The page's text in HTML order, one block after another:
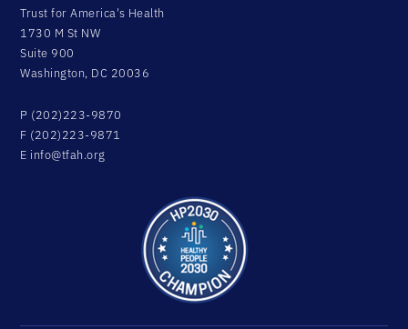
Trust for America's Health
1730 M St NW
Suite 900
Washington, DC 20036
P (202)223-9870
F (202)223-9871
E info@tfah.org